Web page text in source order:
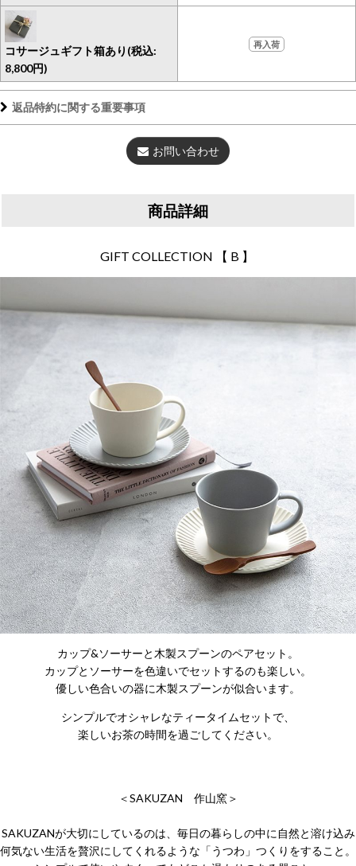
コサージュギフト箱あり(税込:
8,800円)
再入荷
返品特約に関する重要事項
お問い合わせ
商品詳細
GIFT COLLECTION 【 B 】
カップ&ソーサーと木製スプーンのペアセット。
カップとソーサーを色違いでセットするのも楽しい。
優しい色合いの器に木製スプーンが似合います。
シンプルでオシャレなティータイムセットで、
楽しいお茶の時間を過ごしてください。
＜SAKUZAN 作山窯＞
SAKUZANが大切にしているのは、毎日の暮らしの中に自然と溶け込み
何気ない生活を贅沢にしてくれるような「うつわ」つくりをすること。